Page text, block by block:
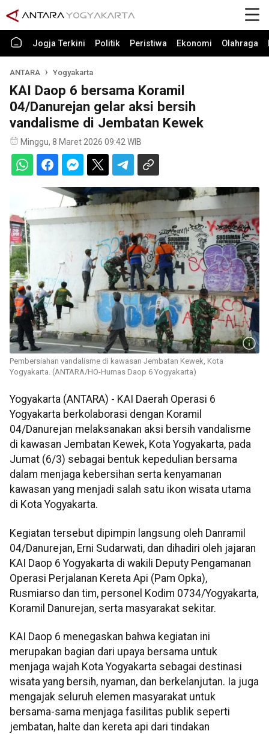
Jogja Terkini Politik Peristiwa Ekonomi Olahraga
ANTARA Yogyakarta
KAI Daop 6 bersama Koramil
04/Danurejan gelar aksi bersih
vandalisme di Jembatan Kewek
Minggu, 8 Maret 2026 09:42 WIB
Pembersiahan vandalisme di kawasan Jembatan Kewek, Kota
Yogyakarta. (ANTARA/HO-Humas Daop 6 Yogyakarta)
Yogyakarta (ANTARA) - KAI Daerah Operasi 6
Yogyakarta berkolaborasi dengan Koramil
04/Danurejan melaksanakan aksi bersih vandalisme
di kawasan Jembatan Kewek, Kota Yogyakarta, pada
Jumat (6/3) sebagai bentuk kepedulian bersama
dalam menjaga kebersihan serta kenyamanan
kawasan yang menjadi salah satu ikon wisata utama
di Kota Yogyakarta.
Kegiatan tersebut dipimpin langsung oleh Danramil
04/Danurejan, Erni Sudarwati, dan dihadiri oleh jajaran
KAI Daop 6 Yogyakarta di wakili Deputy Pengamanan
Operasi Perjalanan Kereta Api (Pam Opka),
Rusmiarso dan tim, personel Kodim 0734/Yogyakarta,
Koramil Danurejan, serta masyarakat sekitar.
KAI Daop 6 menegaskan bahwa kegiatan ini
merupakan bagian dari upaya bersama untuk
menjaga wajah Kota Yogyakarta sebagai destinasi
wisata yang bersih, nyaman, dan berkelanjutan. Ia juga
mengajak seluruh elemen masyarakat untuk
bersama-sama menjaga fasilitas publik seperti
jembatan, halte dan kereta api dari tindakan